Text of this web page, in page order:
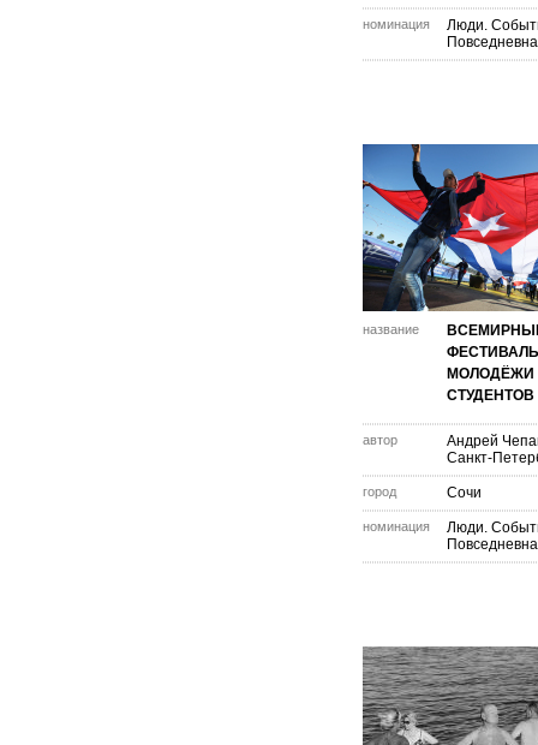
номинация
Люди.
название
ФЕСТИВАЛЬ
МОЛОДЁЖИ
СТУДЕНТОВ
автор
Андрей
Санкт-
город Сочи
номинация
Люди.